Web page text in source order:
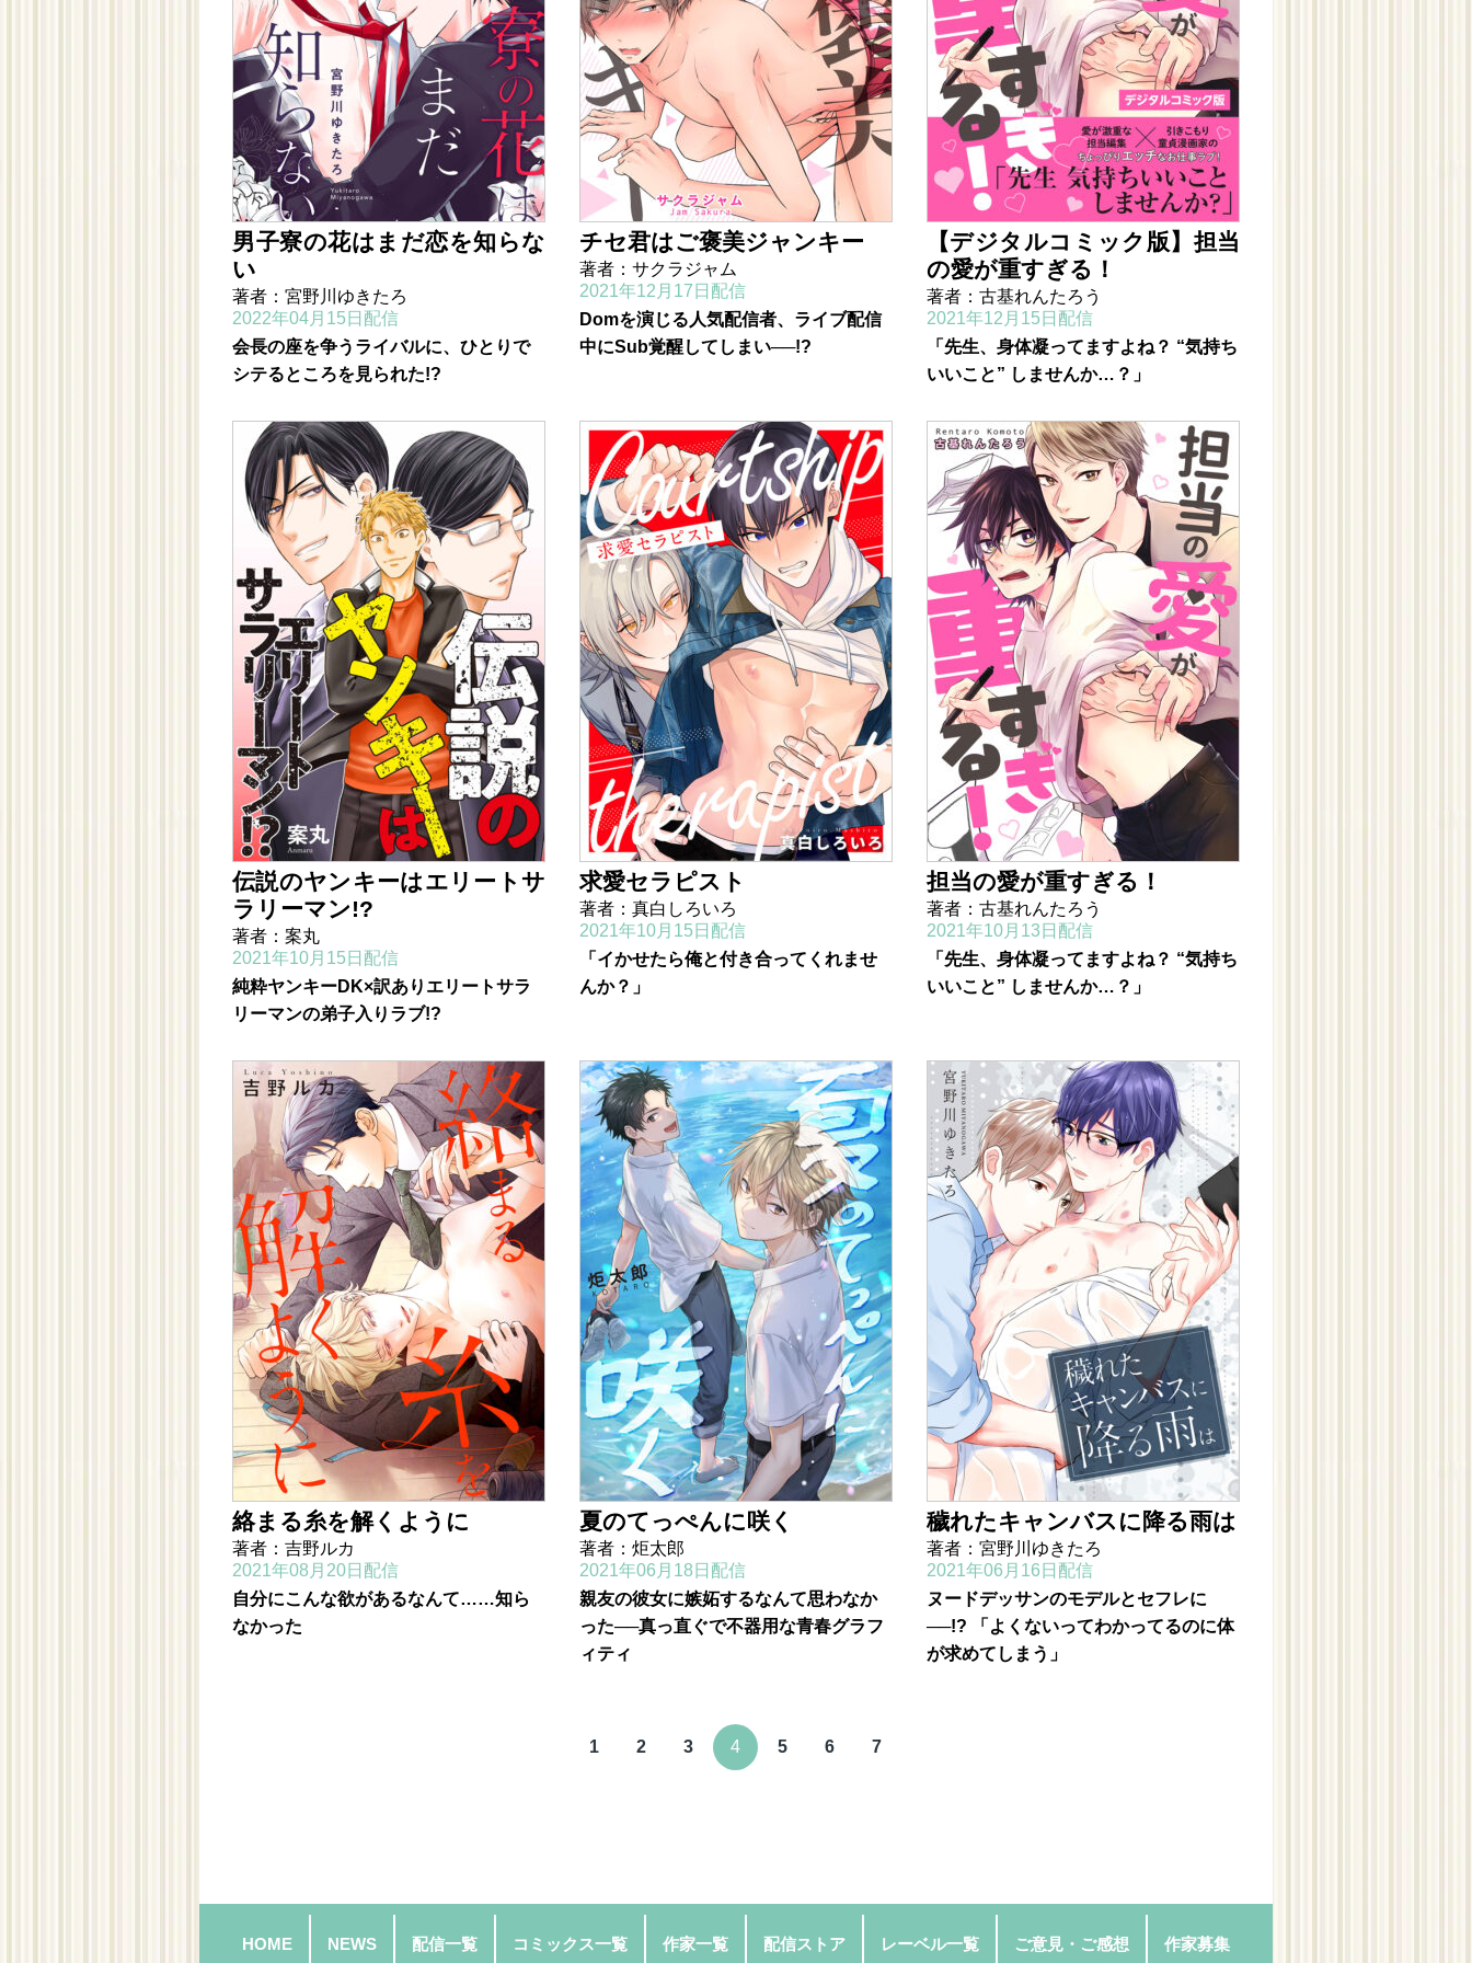
男子寮の花はまだ恋を知らな
い
著者：宮野川ゆきたろ
2022年04月15日配信
会長の座を争うライバルに、ひとりで
シテるところを見られた!?
チセ君はご褒美ジャンキー
著者：サクラジャム
2021年12月17日配信
Domを演じる人気配信者、ライブ配信
中にSub覚醒してしまい──!?
【デジタルコミック版】担当
の愛が重すぎる！
著者：古基れんたろう
2021年12月15日配信
「先生、身体凝ってますよね？ “気持ち
いいこと” しませんか…？」
伝説のヤンキーはエリートサ
ラリーマン!?
著者：案丸
2021年10月15日配信
純粋ヤンキーDK×訳ありエリートサラ
リーマンの弟子入りラブ!?
求愛セラピスト
著者：真白しろいろ
2021年10月15日配信
「イかせたら俺と付き合ってくれませ
んか？」
担当の愛が重すぎる！
著者：古基れんたろう
2021年10月13日配信
「先生、身体凝ってますよね？ “気持ち
いいこと” しませんか…？」
絡まる糸を解くように
著者：吉野ルカ
2021年08月20日配信
自分にこんな欲があるなんて……知ら
なかった
夏のてっぺんに咲く
著者：炬太郎
2021年06月18日配信
親友の彼女に嫉妬するなんて思わなか
った──真っ直ぐで不器用な青春グラフ
ィティ
穢れたキャンバスに降る雨は
著者：宮野川ゆきたろ
2021年06月16日配信
ヌードデッサンのモデルとセフレに
──!? 「よくないってわかってるのに体
が求めてしまう」
1 2 3 4 5 6 7
HOME NEWS 配信一覧 コミックス一覧 作家一覧 配信ストア レーベル一覧 ご意見・ご感想 作家募集